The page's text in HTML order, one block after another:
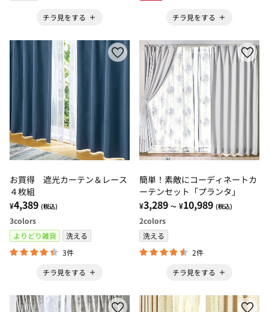
チラ見をする チラ見をする
お買得 遮光カーテン＆レース
４枚組
¥4,389 (税込)
3colors
よりどり雑貨
洗える
3件
チラ見をする
簡単！素敵にコーディネートカ
ーテンセット「プランタ」
¥3,289 ～ ¥10,989 (税込)
2colors
洗える
2件
チラ見をする